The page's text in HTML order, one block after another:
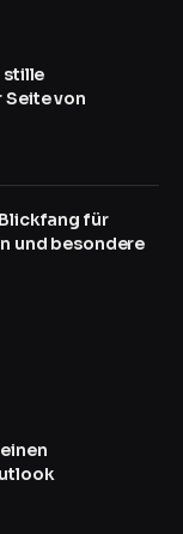
stille
Seite von
für
und besondere